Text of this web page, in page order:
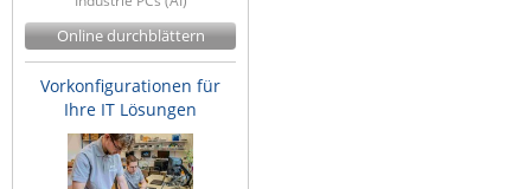
News zu unseren Herstellern
Online durchblättern
Vorkonfigurationen für
Ihre IT Lösungen